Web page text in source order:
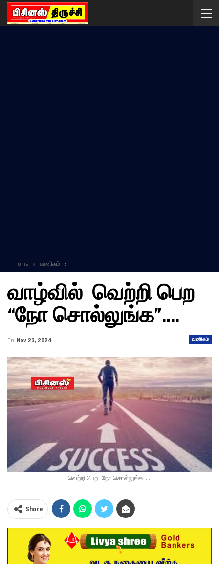
Home வணிகம்
வாழ்வில் வெற்றி பெற
“நோ சொல்லுங்க”….
வணிகம்
On Nov 23, 2024
வெற்றி பெற “நோ சொல்லுங்க”....
Share